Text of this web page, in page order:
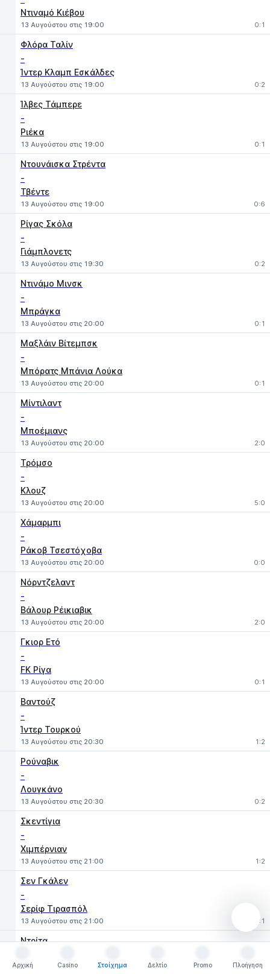
Ντιναμό Κιέβου
13 Αυγούστου στις 19:00 0:1
Φλόρα Ταλίν
-
Ίντερ Κλαμπ Εσκάλδες
13 Αυγούστου στις 19:00 0:2
Ίλβες Τάμπερε
-
Ριέκα
13 Αυγούστου στις 19:00 0:1
Ντουνάισκα Στρέντα
-
Τβέντε
13 Αυγούστου στις 19:00 0:6
Ρίγας Σκόλα
-
Γιάμπλονετς
13 Αυγούστου στις 19:30 0:2
Ντινάμο Μινσκ
-
Μπράγκα
13 Αυγούστου στις 20:00 0:1
Μαξλάιν Βίτεμπσκ
-
Μπόρατς Μπάνια Λούκα
13 Αυγούστου στις 20:00 0:1
Μίντιλαντ
-
Μποέμιανς
13 Αυγούστου στις 20:00 2:0
Τρόμσο
-
Κλουζ
13 Αυγούστου στις 20:00 5:0
Χάμαρμπι
-
Ράκοβ Τσεστόχοβα
13 Αυγούστου στις 20:00 0:0
Νόρντζελαντ
-
Βάλουρ Ρέικιαβικ
13 Αυγούστου στις 20:00 2:0
Γκιορ Ετό
-
FK Ρίγα
13 Αυγούστου στις 20:00 0:1
Βαντούζ
-
Ίντερ Τουρκού
13 Αυγούστου στις 20:30 1:2
Ρούναβικ
-
Λουγκάνο
13 Αυγούστου στις 20:30 0:2
Σκεντίγια
-
Χιμπέρνιαν
13 Αυγούστου στις 21:00 1:2
Σεν Γκάλεν
-
Σερίφ Τιρασπόλ
13 Αυγούστου στις 21:00 3:1
Ντρίτα
Τρε Φιόρι
Αρχική
Casino
Στοίχημα
Δελτίο
Promo
Πλοήγηση